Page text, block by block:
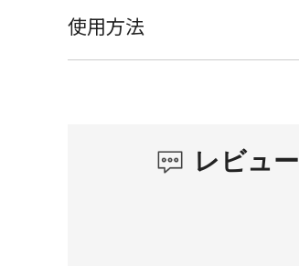
使用方法
レビュー